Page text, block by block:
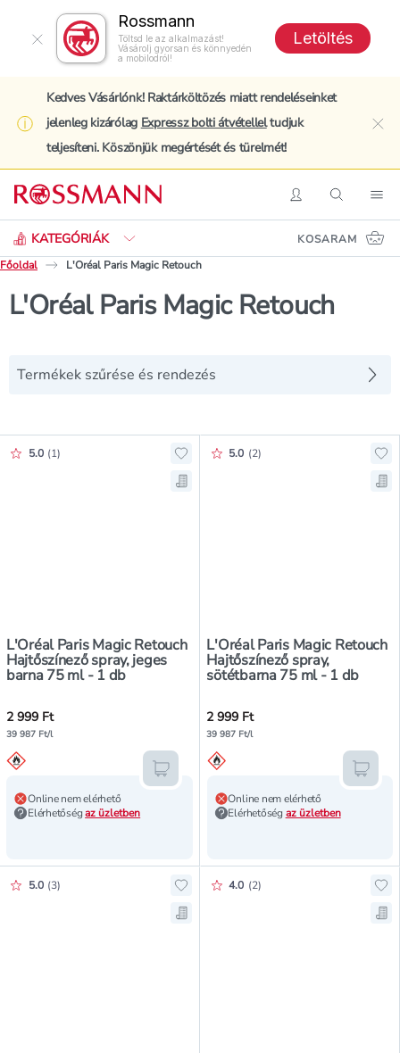
Rossmann
Töltsd le az alkalmazást!
Vásárolj gyorsan és könnyedén
a mobilodról!
Letöltés
Kedves Vásárlónk! Raktárköltözés miatt rendeléseinket
jelenleg kizárólag Expressz bolti átvételleltudjuk
teljesíteni. Köszönjük megértését és türelmét!
BelépésKeresés
KATEGÓRIÁK
Keresés
KOSARAM
Főoldal
L'Oréal Paris Magic Retouch
L'Oréal Paris Magic Retouch
Termékek szűrése és rendezés
L'Oréal Paris Magic Retouch
Hajtőszínező spray, jeges
barna 75 ml - 1 db
Értékelés pontszáma:
5.0 (1)
Hozzáadás a kedvencekhez,
Mentés a bevásárló listára,
2 999 Ft
39 987 Ft/l
Online nem elérhető
Elérhetőségaz üzletben
Kosárba teszem
L'Oréal Paris Magic Retouch
Hajtőszínező spray,
sötétbarna 75 ml - 1 db
Értékelés pontszáma:
5.0 (2)
2 999 Ft
39 987 Ft/l
Online nem elérhető
Elérhetőség az üzletben
Értékelés pontszáma:
5.0 (3)
Hozzáadás a kedvencekhez,
Mentés a bevásárló listára,
Értékelés pontszáma:
4.0 (2)